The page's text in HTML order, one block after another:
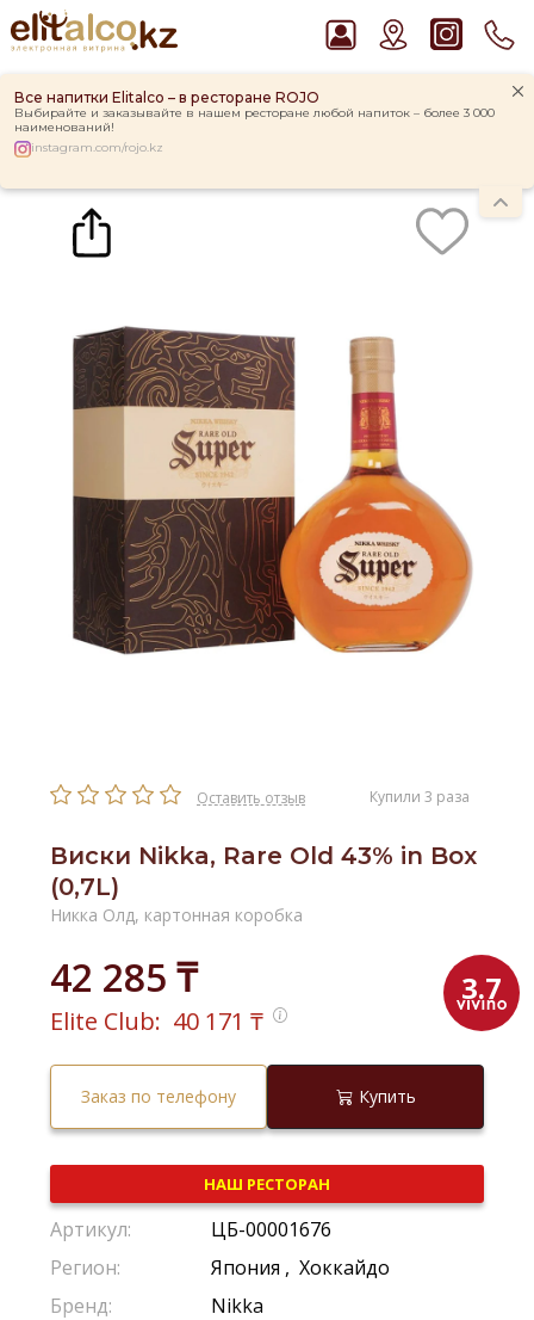
Все напитки Elitalco – в ресторане ROJO
Выбирайте и заказывайте в нашем ресторане любой напиток – более 3 000
наименований!
instagram.com/rojo.kz
Рекомендуем
Виски Talisker 10 YO Malt 45,8% in Box
Водка Smirnoff Red Vodka 37,5%
Пиво Guinness Draught 4,2% Can
Каталог Виски Nikka, Rare Old 43% in Box (0,7L)
Оставить отзыв Купили 3 раза
Виски Nikka, Rare Old 43% in Box
(0,7L)
Никка Олд, картонная коробка
42 285 ₸ 3.7
Elite Club: 40 171 ₸
Заказ по телефону Купить
НАШ РЕСТОРАН
Артикул:
ЦБ-00001676
Регион:
Япония , Хоккайдо
Бренд:
Nikka